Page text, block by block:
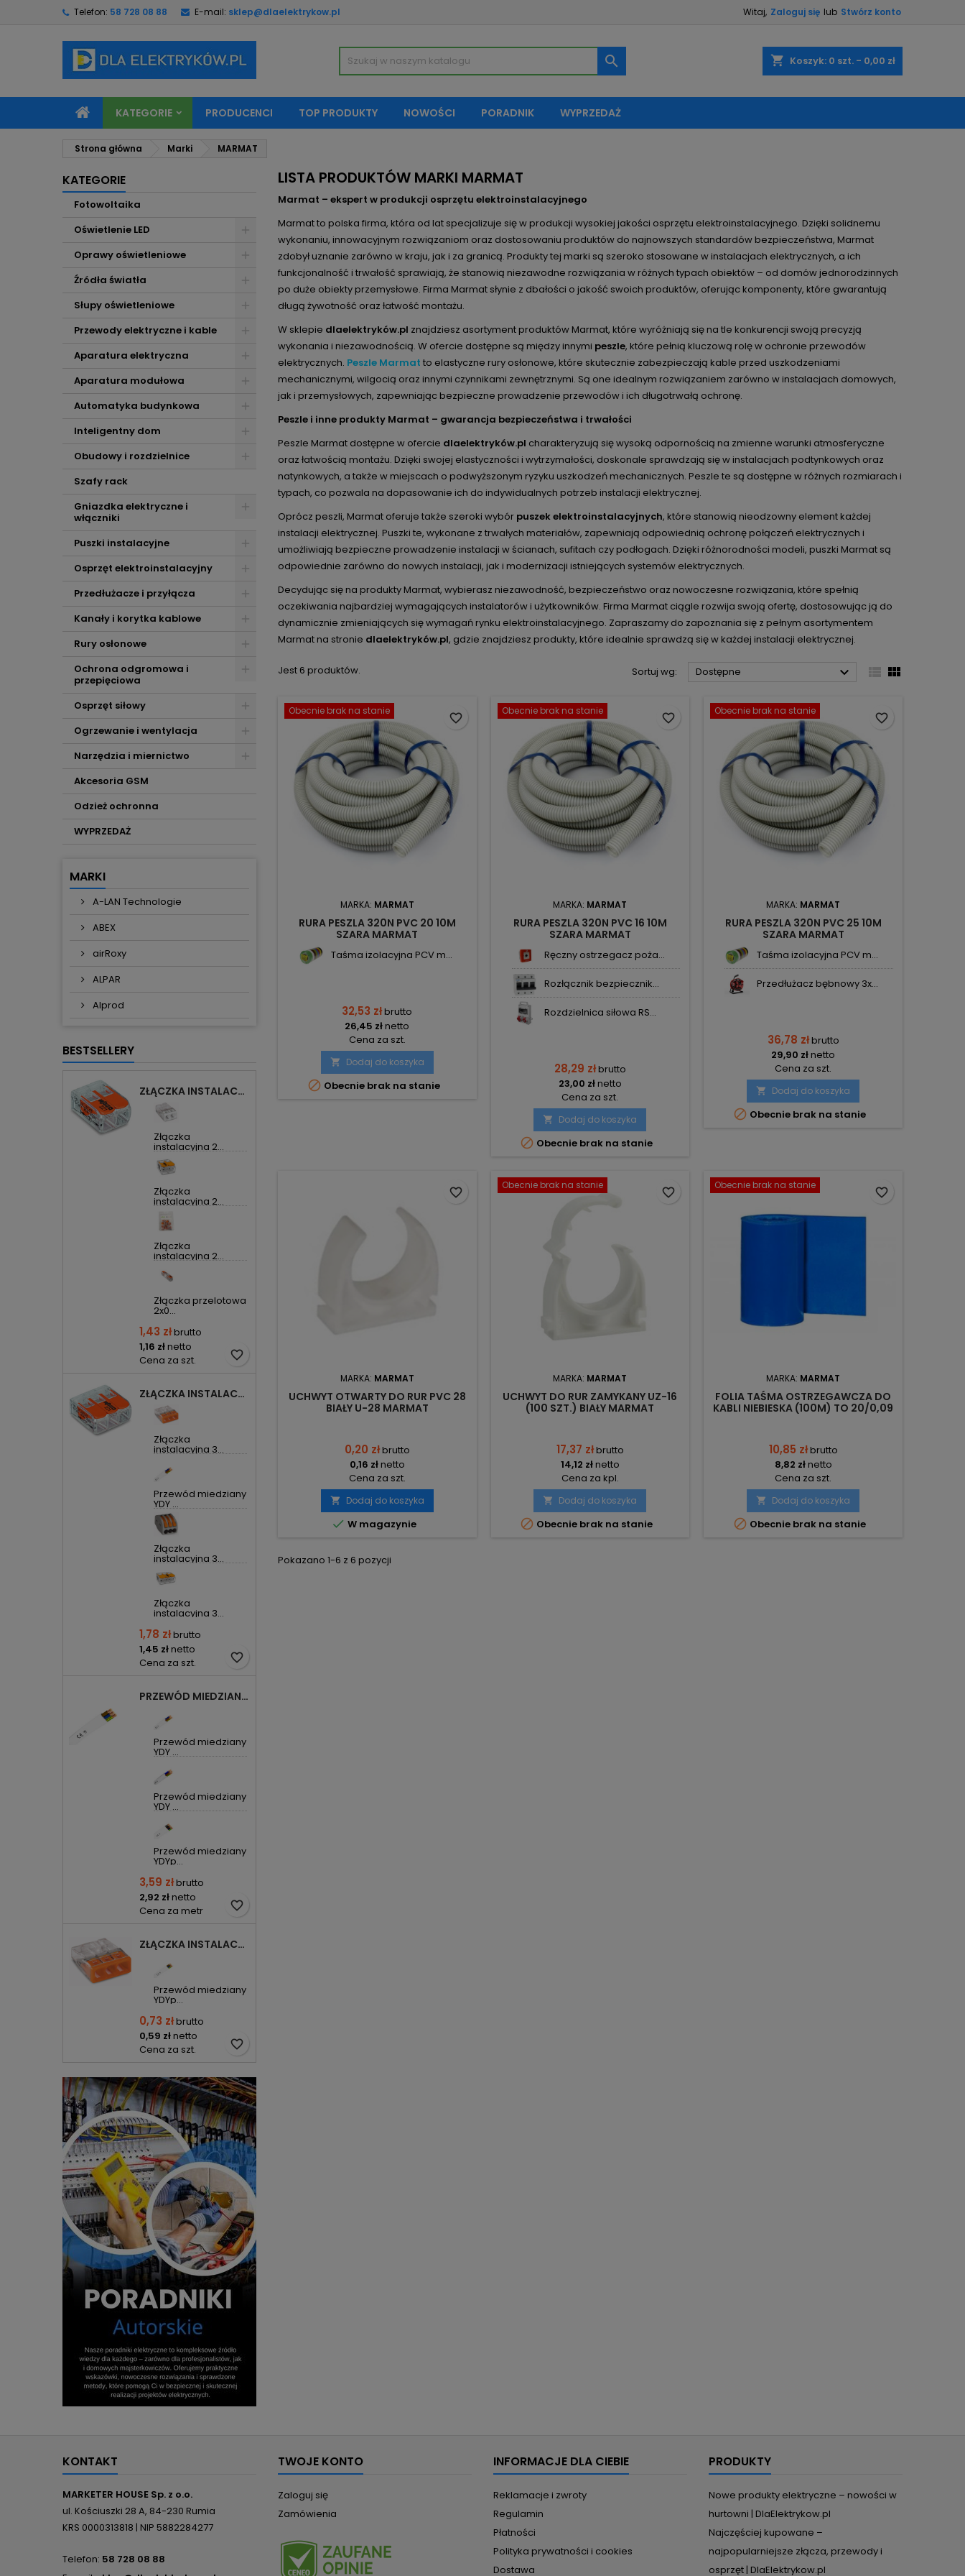
Telefon: 58 728 08 88 E-mail: sklep@dlaelektrykow.pl Witaj, Zaloguj się lub Stwórz konto
shopping_cart Koszyk: 0 szt. - 0,00 zł

KATEGORIE PRODUCENCI TOP PRODUKTY NOWOŚCI PORADNIK WYPRZEDAŻ
Strona główna Marki MARMAT
KATEGORIE
Fotowoltaika
Oświetlenie LED
Oprawy oświetleniowe
Źródła światła
Słupy oświetleniowe
Przewody elektryczne i kable
Aparatura elektryczna
Aparatura modułowa
Automatyka budynkowa
Inteligentny dom
Obudowy i rozdzielnice
Szafy rack
Gniazdka elektryczne i
włączniki
Puszki instalacyjne
Osprzęt elektroinstalacyjny
Przedłużacze i przyłącza
Kanały i korytka kablowe
Rury osłonowe
Ochrona odgromowa i
przepięciowa
Osprzęt siłowy
Ogrzewanie i wentylacja
Narzędzia i miernictwo
Akcesoria GSM
Odzież ochronna
WYPRZEDAŻ
MARKI
A-LAN Technologie
ABEX
airRoxy
ALPAR
Alprod
BESTSELLERY
ZŁĄCZKA INSTALACYJNA 2X UNIWERSALNA COMPACT 221-412 WAGO
Złączka
instalacyjna 2...
Złączka
instalacyjna 2...
Złączka
instalacyjna 2...
Złączka przelotowa
2x0...
1,43 złbrutto
1,16 złnetto
Cena za szt.
favorite_border
ZŁĄCZKA INSTALACYJNA 3X UNIWERSALNA COMPACT 221-413 WAGO
Złączka
instalacyjna 3...
Przewód miedziany
YDY ...
Złączka
instalacyjna 3...
Złączka
instalacyjna 3...
1,78 złbrutto
1,45 złnetto
Cena za szt.
favorite_border
PRZEWÓD MIEDZIANY YDYP DRUT 3X1,5MM2 ŻO 450/750V
Przewód miedziany
YDY ...
Przewód miedziany
YDY ...
Przewód miedziany
YDYp...
3,59 złbrutto
2,92 złnetto
Cena za metr
favorite_border
ZŁĄCZKA INSTALACYJNA 3X COMPACT POMARAŃCZOWA 2273-203 WAGO
Przewód miedziany
YDYp...
0,73 złbrutto
0,59 złnetto
Cena za szt.
favorite_border
LISTA PRODUKTÓW MARKI MARMAT
Marmat – ekspert w produkcji osprzętu elektroinstalacyjnego
Marmat to polska firma, która od lat specjalizuje się w produkcji wysokiej jakości osprzętu elektroinstalacyjnego. Dzięki solidnemu
wykonaniu, innowacyjnym rozwiązaniom oraz dostosowaniu produktów do najnowszych standardów bezpieczeństwa, Marmat
zdobył uznanie zarówno w kraju, jak i za granicą. Produkty tej marki są szeroko stosowane w instalacjach elektrycznych, a ich
funkcjonalność i trwałość sprawiają, że stanowią niezawodne rozwiązania w różnych typach obiektów – od domów jednorodzinnych
po duże obiekty przemysłowe. Firma Marmat słynie z dbałości o jakość swoich produktów, oferując komponenty, które gwarantują
długą żywotność oraz łatwość montażu.
W sklepie dlaelektryków.pl znajdziesz asortyment produktów Marmat, które wyróżniają się na tle konkurencji swoją precyzją
wykonania i niezawodnością. W ofercie dostępne są między innymi peszle, które pełnią kluczową rolę w ochronie przewodów
elektrycznych. Peszle Marmat to elastyczne rury osłonowe, które skutecznie zabezpieczają kable przed uszkodzeniami
mechanicznymi, wilgocią oraz innymi czynnikami zewnętrznymi. Są one idealnym rozwiązaniem zarówno w instalacjach domowych,
jak i przemysłowych, zapewniając bezpieczne prowadzenie przewodów i ich długotrwałą ochronę.
Peszle i inne produkty Marmat – gwarancja bezpieczeństwa i trwałości
Peszle Marmat dostępne w ofercie dlaelektryków.pl charakteryzują się wysoką odpornością na zmienne warunki atmosferyczne
oraz łatwością montażu. Dzięki swojej elastyczności i wytrzymałości, doskonale sprawdzają się w instalacjach podtynkowych oraz
natynkowych, a także w miejscach o podwyższonym ryzyku uszkodzeń mechanicznych. Peszle te są dostępne w różnych rozmiarach i
typach, co pozwala na dopasowanie ich do indywidualnych potrzeb instalacji elektrycznej.
Oprócz peszli, Marmat oferuje także szeroki wybór puszek elektroinstalacyjnych, które stanowią nieodzowny element każdej
instalacji elektrycznej. Puszki te, wykonane z trwałych materiałów, zapewniają odpowiednią ochronę połączeń elektrycznych i
umożliwiają bezpieczne prowadzenie instalacji w ścianach, sufitach czy podłogach. Dzięki różnorodności modeli, puszki Marmat są
odpowiednie zarówno do nowych instalacji, jak i modernizacji istniejących systemów elektrycznych.
Decydując się na produkty Marmat, wybierasz niezawodność, bezpieczeństwo oraz nowoczesne rozwiązania, które spełnią
oczekiwania najbardziej wymagających instalatorów i użytkowników. Firma Marmat ciągle rozwija swoją ofertę, dostosowując ją do
dynamicznie zmieniających się wymagań rynku elektroinstalacyjnego. Zapraszamy do zapoznania się z pełnym asortymentem
Marmat na stronie dlaelektryków.pl, gdzie znajdziesz produkty, które idealnie sprawdzą się w każdej instalacji elektrycznej.
Jest 6 produktów. Sortuj wg: Dostępne   
Obecnie brak na stanie
MARKA: MARMAT
RURA PESZLA 320N PVC 20 10M
SZARA MARMAT
Taśma izolacyjna PCV m...
32,53 złbrutto
26,45 złnetto
Cena za szt.
 Dodaj do koszyka
 Obecnie brak na stanie
favorite_border
Obecnie brak na stanie
MARKA: MARMAT
RURA PESZLA 320N PVC 16 10M
SZARA MARMAT
Ręczny ostrzegacz poża...
Rozłącznik bezpiecznik...
Rozdzielnica siłowa RS...
28,29 złbrutto
23,00 złnetto
Cena za szt.
 Dodaj do koszyka
 Obecnie brak na stanie
favorite_border
Obecnie brak na stanie
MARKA: MARMAT
RURA PESZLA 320N PVC 25 10M
SZARA MARMAT
Taśma izolacyjna PCV m...
Przedłużacz bębnowy 3x...
36,78 złbrutto
29,90 złnetto
Cena za szt.
 Dodaj do koszyka
 Obecnie brak na stanie
favorite_border
MARKA: MARMAT
UCHWYT OTWARTY DO RUR PVC 28
BIAŁY U-28 MARMAT
0,20 złbrutto
0,16 złnetto
Cena za szt.
 Dodaj do koszyka
 W magazynie
favorite_border
Obecnie brak na stanie
MARKA: MARMAT
UCHWYT DO RUR ZAMYKANY UZ-16
(100 SZT.) BIAŁY MARMAT
17,37 złbrutto
14,12 złnetto
Cena za kpl.
 Dodaj do koszyka
 Obecnie brak na stanie
favorite_border
Obecnie brak na stanie
MARKA: MARMAT
FOLIA TAŚMA OSTRZEGAWCZA DO
KABLI NIEBIESKA (100M) TO 20/0,09
10,85 złbrutto
8,82 złnetto
Cena za szt.
 Dodaj do koszyka
 Obecnie brak na stanie
favorite_border
Pokazano 1-6 z 6 pozycji
KONTAKT
MARKETER HOUSE Sp. z o.o.
ul. Kościuszki 28 A, 84-230 Rumia
KRS 0000313818 | NIP 5882284277
Telefon: 58 728 08 88
TWOJE KONTO
Zaloguj się
Zamówienia
INFORMACJE DLA CIEBIE
Reklamacje i zwroty
Regulamin
Płatności
Polityka prywatności i cookies
Dostawa
PRODUKTY
Nowe produkty elektryczne – nowości w
hurtowni | DlaElektrykow.pl
Najczęściej kupowane –
najpopularniejsze złącza, przewody i
osprzęt | DlaElektrykow.pl
Moje listy życzeń
Utwórz nową listę
((modalTitle))
((confirmMessage))
Utwórz listę życzeń
Zaloguj się
Musisz być zalogowany by zapisać produkty na swojej liście życzeń.